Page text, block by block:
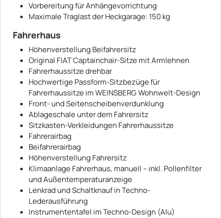
Vorbereitung für Anhängevorrichtung
Maximale Traglast der Heckgarage: 150 kg
Fahrerhaus
Höhenverstellung Beifahrersitz
Original FIAT Captainchair-Sitze mit Armlehnen
Fahrerhaussitze drehbar
Hochwertige Passform-Sitzbezüge für
Fahrerhaussitze im WEINSBERG Wohnwelt-Design
Front- und Seitenscheibenverdunklung
Ablageschale unter dem Fahrersitz
Sitzkasten-Verkleidungen Fahrerhaussitze
Fahrerairbag
Beifahrerairbag
Höhenverstellung Fahrersitz
Klimaanlage Fahrerhaus, manuell – inkl. Pollenfilter
und Außentemperaturanzeige
Lenkrad und Schaltknauf in Techno-
Lederausführung
Instrumententafel im Techno-Design (Alu)